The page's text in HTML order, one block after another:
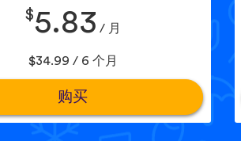
$5.83 / 月
$34.99 / 6 个月
购买